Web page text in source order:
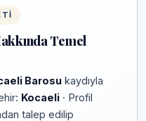
Temel
Barosu kaydıyla
Kocaeli · Profil
talep edilip